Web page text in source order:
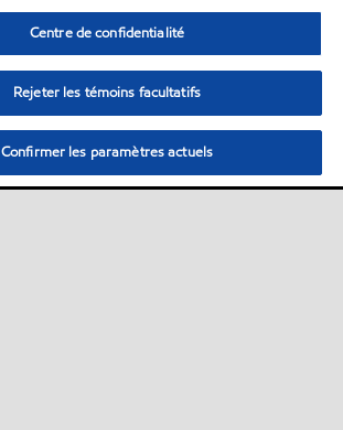
Centre de confidentialité
Rejeter les témoins facultatifs
Confirmer les paramètres actuels